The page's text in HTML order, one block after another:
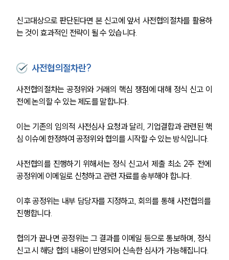
신고대상으로 판단된다면 본 신고에 앞서 사전협의절차를 활용하
는 것이 효과적인 전략이 될 수 있습니다.
사전협의절차란?
사전협의절차는 공정위와 거래의 핵심 쟁점에 대해 정식 신고 이
전에 논의할 수 있는 제도를 말합니다.
이는 기존의 임의적 사전심사 요청과 달리, 기업결합과 관련된 핵
심 이슈에 한정하여 공정위와 협의를 시작할 수 있는 방식입니다.
사전협의를 진행하기 위해서는 정식 신고서 제출 최소 2주 전에
공정위에 이메일로 신청하고 관련 자료를 송부해야 합니다.
이후 공정위는 내부 담당자를 지정하고, 회의를 통해 사전협의를
진행합니다.
협의가 끝나면 공정위는 그 결과를 이메일 등으로 통보하며, 정식
신고 시 해당 협의 내용이 반영되어 신속한 심사가 가능해집니다.